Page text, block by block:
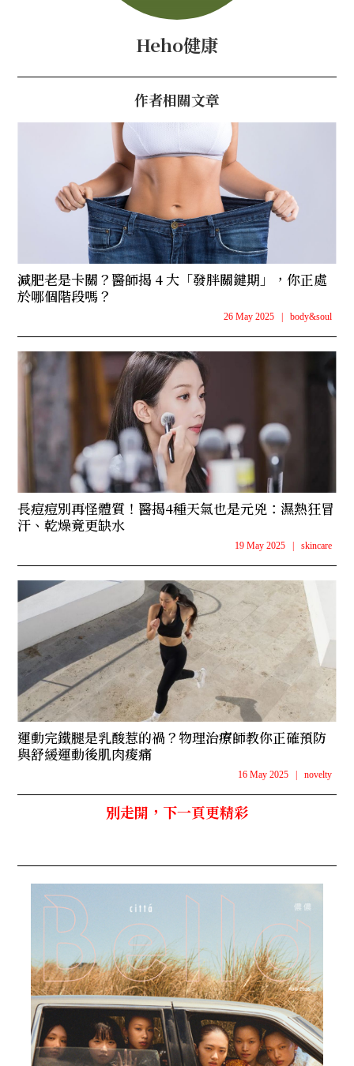
Heho健康
作者相關文章
減肥老是卡關？醫師揭 4 大「發胖關鍵期」，你正處
於哪個階段嗎？
26 May 2025 body&soul
長痘痘別再怪體質！醫揭4種天氣也是元兇：濕熱狂冒
汗、乾燥竟更缺水
19 May 2025 skincare
運動完鐵腿是乳酸惹的禍？物理治療師教你正確預防
與舒緩運動後肌肉痠痛
16 May 2025 novelty
別走開，下一頁更精彩